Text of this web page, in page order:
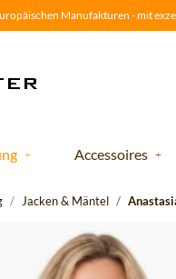
Manufakturen - mit
Accessoires
Jacken & Mäntel